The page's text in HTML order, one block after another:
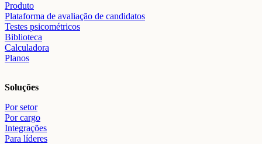
Produto
Plataforma de avaliação de candidatos
Testes psicométricos
Biblioteca
Calculadora
Planos
Soluções
Por setor
Por cargo
Integrações
Para líderes